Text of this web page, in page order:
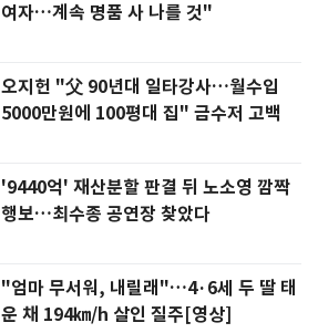
여자…계속 명품 사 나를 것"
오지헌 "父 90년대 일타강사…월수입
5000만원에 100평대 집" 금수저 고백
'9440억' 재산분할 판결 뒤 노소영 깜짝
행보…최수종 공연장 찾았다
"엄마 무서워, 내릴래"…4·6세 두 딸 태
운 채 194㎞/h 살인 질주[영상]